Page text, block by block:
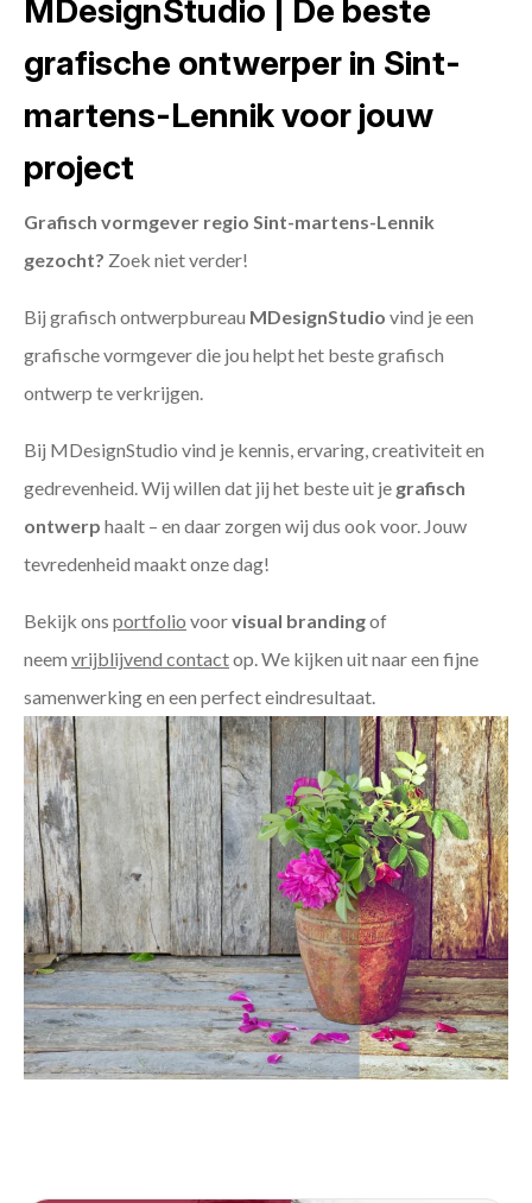
MDesignStudio | De beste
grafische ontwerper in Sint-
martens-Lennik voor jouw
project
Grafisch vormgever regio Sint-martens-Lennik
gezocht? Zoek niet verder!
Bij grafisch ontwerpbureau MDesignStudio vind je een
grafische vormgever die jou helpt het beste grafisch
ontwerp te verkrijgen.
Bij MDesignStudio vind je kennis, ervaring, creativiteit en
gedrevenheid. Wij willen dat jij het beste uit je grafisch
ontwerp haalt – en daar zorgen wij dus ook voor. Jouw
tevredenheid maakt onze dag!
Bekijk ons portfolio voorvisual brandingof
neem vrijblijvend contactop. We kijken uit naar een fijne
samenwerking en een perfect eindresultaat.